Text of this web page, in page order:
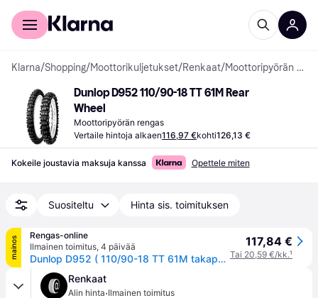
Kuluttajille
Klarna/Shopping/Moottorikuljetukset/Renkaat/ Moottoripyörän renkaat
Dunlop D952 110/90-18 TT 61M Rear
Wheel
Moottoripyörän rengas
Vertaile hintoja alkaen116,97 €kohti126,13 €
Kokeile joustavia maksuja kanssa Opettele miten
Suositeltu Hinta sis. toimituksen
mainos
Rengas-online
Ilmainen toimitus, 4 päivää
Dunlop D952 ( 110/90-18 TT 61M takapyörä )
117,84 €
Tai 20,59 €/kk.¹
Renkaat
Alin hinta·Ilmainen toimitus